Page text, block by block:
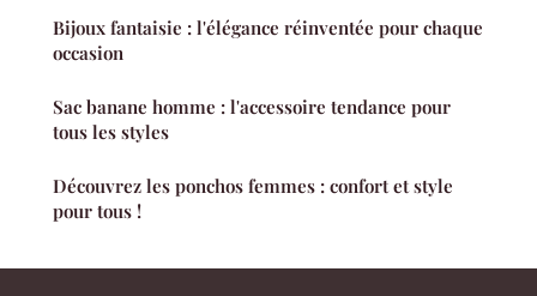
Bijoux fantaisie : l'élégance réinventée pour chaque
occasion
Sac banane homme : l'accessoire tendance pour
tous les styles
Découvrez les ponchos femmes : confort et style
pour tous !